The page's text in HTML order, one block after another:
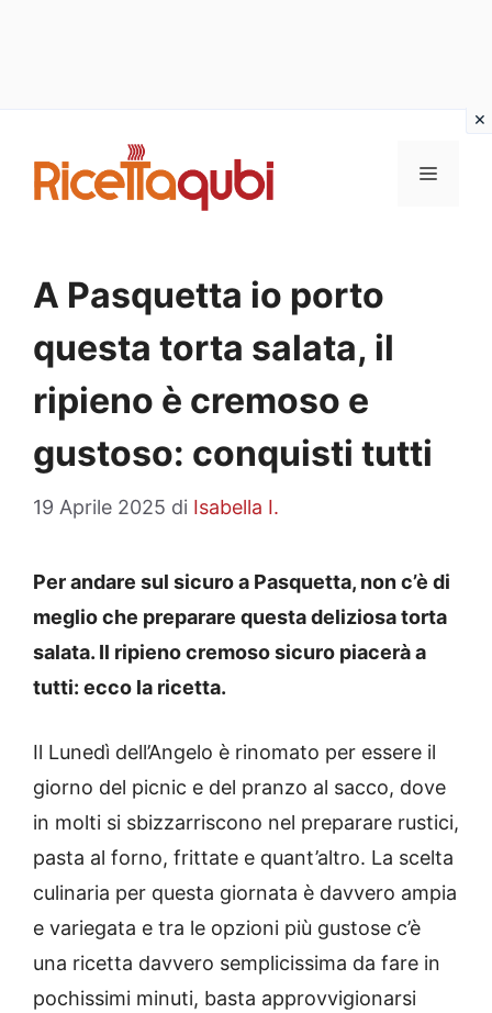
contenuto
MENU
A Pasquetta io porto
questa torta salata, il
ripieno è cremoso e
gustoso: conquisti tutti
19 Aprile 2025 di Isabella I.
Per andare sul sicuro a Pasquetta, non c’è di
meglio che preparare questa deliziosa torta
salata. Il ripieno cremoso sicuro piacerà a
tutti: ecco la ricetta.
Il Lunedì dell’Angelo è rinomato per essere il
giorno del picnic e del pranzo al sacco, dove
in molti si sbizzarriscono nel preparare rustici,
pasta al forno, frittate e quant’altro. La scelta
culinaria per questa giornata è davvero ampia
e variegata e tra le opzioni più gustose c’è
una ricetta davvero semplicissima da fare in
pochissimi minuti, basta approvvigionarsi